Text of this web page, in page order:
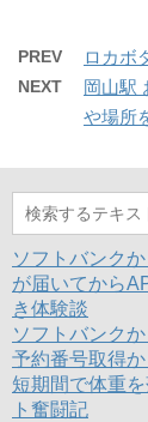
PREV ロカボ
NEXT
岡山駅
や場所
ソフトバンク
が届いてから
き体験談
ソフトバンク
予約番号取得
短期間で体重
ト奮闘記